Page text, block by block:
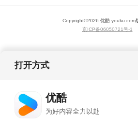
可一世的乔贝利，夺得
实现了梦想，成为了新
Copyright©2026 优酷 youku.com
京ICP备06050721号-1
打开方式
优酷
为好内容全力以赴